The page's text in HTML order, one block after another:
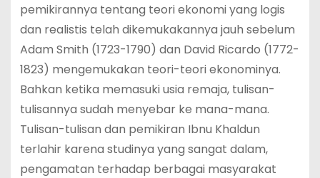
pemikirannya tentang teori ekonomi yang logis
dan realistis telah dikemukakannya jauh sebelum
Adam Smith (1723-1790) dan David Ricardo (1772-
1823) mengemukakan teori-teori ekonominya.
Bahkan ketika memasuki usia remaja, tulisan-
tulisannya sudah menyebar ke mana-mana.
Tulisan-tulisan dan pemikiran Ibnu Khaldun
terlahir karena studinya yang sangat dalam,
pengamatan terhadap berbagai masyarakat